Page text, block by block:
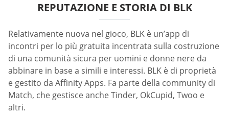
REPUTAZIONE E STORIA DI BLK
Relativamente nuova nel gioco, BLK è un’app di
incontri per lo più gratuita incentrata sulla costruzione
di una comunità sicura per uomini e donne nere da
abbinare in base a simili e interessi. BLK è di proprietà
e gestito da Affinity Apps. Fa parte della community di
Match, che gestisce anche Tinder, OkCupid, Twoo e
altri.